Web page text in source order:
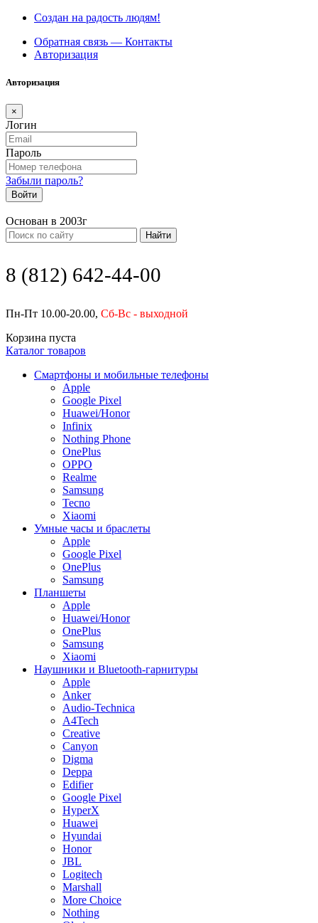
Создан на радость людям!
Обратная связь — Контакты
Авторизация
Авторизация
×
Логин
Пароль
Забыли пароль?
Войти
Основан в 2003г
Найти
8 (812) 642-44-00
Пн-Пт 10.00-20.00, Сб-Вс - выходной
Корзина пуста
Каталог товаров
Смартфоны и мобильные телефоны
Apple
Google Pixel
Huawei/Honor
Infinix
Nothing Phone
OnePlus
OPPO
Realme
Samsung
Tecno
Xiaomi
Умные часы и браслеты
Apple
Google Pixel
OnePlus
Samsung
Планшеты
Apple
Huawei/Honor
OnePlus
Samsung
Xiaomi
Наушники и Bluetooth-гарнитуры
Apple
Anker
Audio-Technica
A4Tech
Creative
Canyon
Digma
Deppa
Edifier
Google Pixel
HyperX
Huawei
Hyundai
Honor
JBL
Logitech
Marshall
More Choice
Nothing